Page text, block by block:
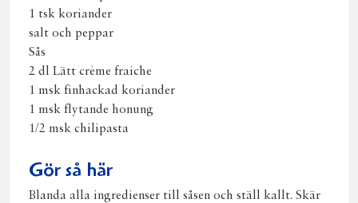
1 tsk koriander
salt och peppar
Sås
2 dl Lätt crème fraiche
1 msk finhackad koriander
1 msk flytande honung
1/2 msk chilipasta
Gör så här
Blanda alla ingredienser till såsen och ställ kallt. Skär